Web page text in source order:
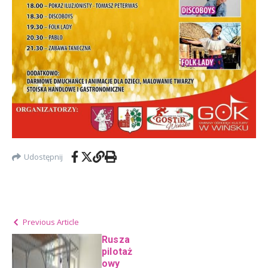
Udostępnij
Previous Article
Rusza
pilotaż
owy